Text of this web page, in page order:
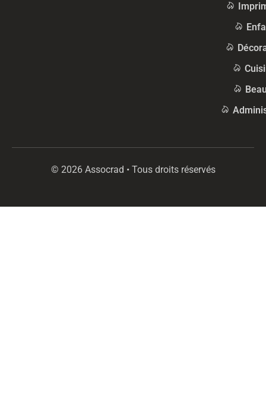
© 2026 Assocrad • Tous droits réservés